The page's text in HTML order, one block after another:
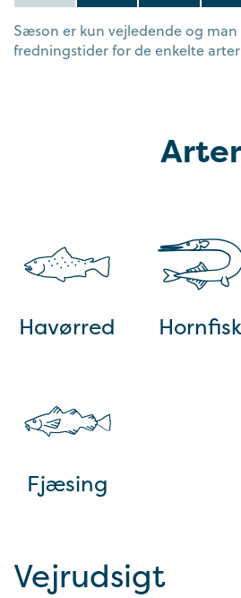
Sæson er kun vejledende og
fredningstider for de enkelte
Arter
Havørred
Fjæsing
Vejrudsigt